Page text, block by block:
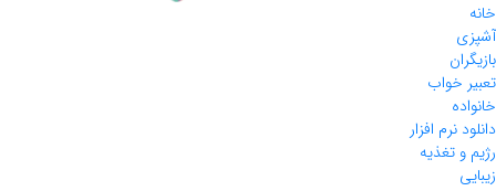
خانه
آشپزی
بازیگران
تعبیر خواب
خانواده
دانلود نرم افزار
رژیم و تغذیه
زیبایی